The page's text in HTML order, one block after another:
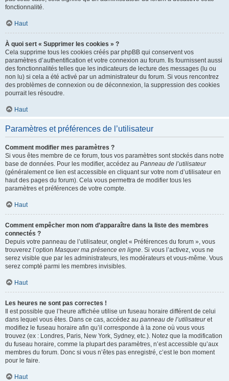
fonctionnalité.
Haut
À quoi sert « Supprimer les cookies » ?
Cela supprime tous les cookies créés par phpBB qui conservent vos
paramètres d’authentification et votre connexion au forum. Ils fournissent aussi
des fonctionnalités telles que les indicateurs de lecture des messages (lu ou
non lu) si cela a été activé par un administrateur du forum. Si vous rencontrez
des problèmes de connexion ou de déconnexion, la suppression des cookies
pourrait les résoudre.
Haut
Paramètres et préférences de l’utilisateur
Comment modifier mes paramètres ?
Si vous êtes membre de ce forum, tous vos paramètres sont stockés dans notre
base de données. Pour les modifier, accédez au Panneau de l’utilisateur
(généralement ce lien est accessible en cliquant sur votre nom d’utilisateur en
haut des pages du forum). Cela vous permettra de modifier tous les
paramètres et préférences de votre compte.
Haut
Comment empêcher mon nom d’apparaître dans la liste des membres
connectés ?
Depuis votre panneau de l’utilisateur, onglet « Préférences du forum », vous
trouverez l’option Masquer ma présence en ligne. Si vous l’activez, vous ne
serez visible que par les administrateurs, les modérateurs et vous-même. Vous
serez compté parmi les membres invisibles.
Haut
Les heures ne sont pas correctes !
Il est possible que l’heure affichée utilise un fuseau horaire différent de celui
dans lequel vous êtes. Dans ce cas, accédez au panneau de l’utilisateuret
modifiez le fuseau horaire afin qu’il corresponde à la zone où vous vous
trouvez (ex : Londres, Paris, New York, Sydney, etc.). Notez que la modification
du fuseau horaire, comme la plupart des paramètres, n’est accessible qu’aux
membres du forum. Donc si vous n’êtes pas enregistré, c’est le bon moment
pour le faire.
Haut